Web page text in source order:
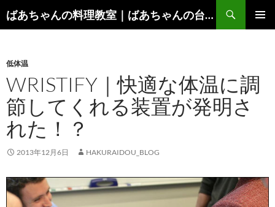
ン
ツ
へ
ッ
プ
ばあちゃんの料理教室｜ばあちゃんの台所から学ぶ、食と健康の知恵
索
低体温
WRISTIFY｜快適な体温に調
節してくれる装置が発明さ
れた！？
2013年12月6日 HAKURAIDOU_BLOG